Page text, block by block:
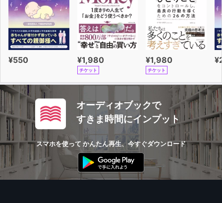
¥550 ¥1,980
チケット
¥1,980
チケット
オーディオブックで
すきま時間にインプット
スマホを使って かんたん再生、今すぐダウンロード